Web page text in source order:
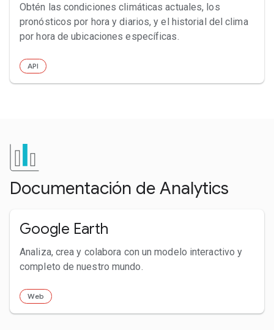
Obtén las condiciones climáticas actuales, los
pronósticos por hora y diarios, y el historial del clima
por hora de ubicaciones específicas.
API
Documentación de Analytics
Google Earth
Analiza, crea y colabora con un modelo interactivo y
completo de nuestro mundo.
Web